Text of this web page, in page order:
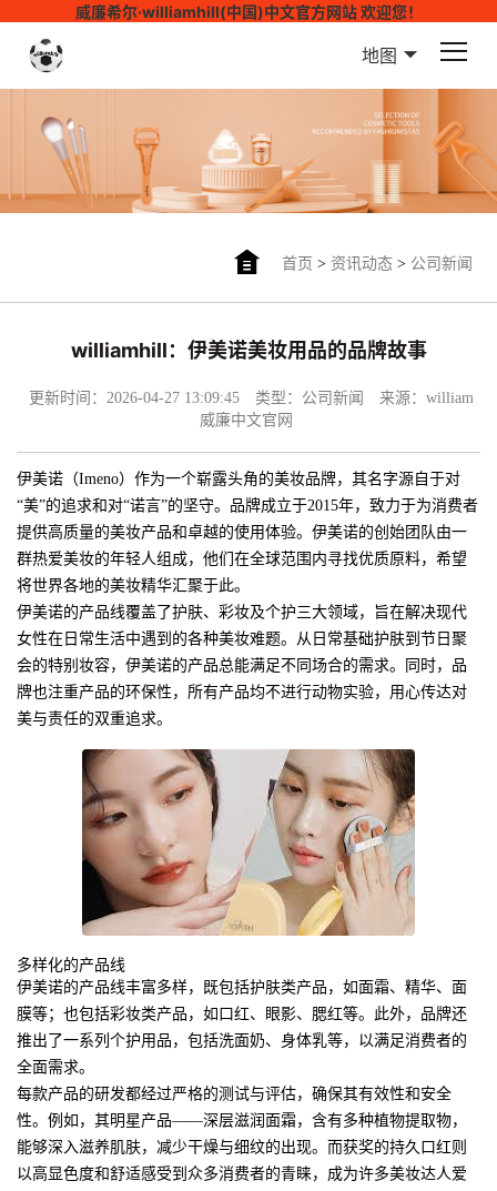
威廉希尔·williamhill(中国)中文官方网站 欢迎您！
地图
首页 > 资讯动态> 公司新闻
williamhill：伊美诺美妆用品的品牌故事
更新时间：2026-04-27 13:09:45 类型：公司新闻
来源：william
威廉中文官网
伊美诺（Imeno）作为一个崭露头角的美妆品牌，其名字源自于对
“美”的追求和对“诺言”的坚守。品牌成立于2015年，致力于为消费者
提供高质量的美妆产品和卓越的使用体验。伊美诺的创始团队由一
群热爱美妆的年轻人组成，他们在全球范围内寻找优质原料，希望
将世界各地的美妆精华汇聚于此。
伊美诺的产品线覆盖了护肤、彩妆及个护三大领域，旨在解决现代
女性在日常生活中遇到的各种美妆难题。从日常基础护肤到节日聚
会的特别妆容，伊美诺的产品总能满足不同场合的需求。同时，品
牌也注重产品的环保性，所有产品均不进行动物实验，用心传达对
美与责任的双重追求。
多样化的产品线
伊美诺的产品线丰富多样，既包括护肤类产品，如面霜、精华、面
膜等；也包括彩妆类产品，如口红、眼影、腮红等。此外，品牌还
推出了一系列个护用品，包括洗面奶、身体乳等，以满足消费者的
全面需求。
每款产品的研发都经过严格的测试与评估，确保其有效性和安全
性。例如，其明星产品——深层滋润面霜，含有多种植物提取物，
能够深入滋养肌肤，减少干燥与细纹的出现。而获奖的持久口红则
以高显色度和舒适感受到众多消费者的青睐，成为许多美妆达人爱